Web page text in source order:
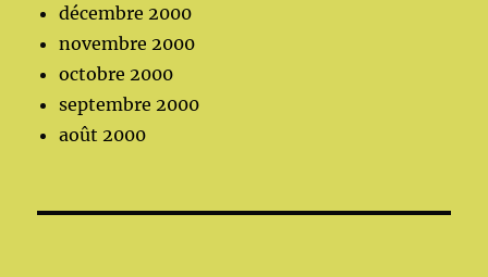
décembre 2000
novembre 2000
octobre 2000
septembre 2000
août 2000